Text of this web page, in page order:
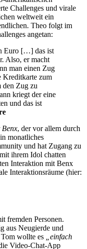
Challenges und virale
weltweit ein
Theo folgt im
angetan:
Euro […] das ist
Also, er macht
man einen Zug
Kreditkarte zum
den Zug zu
kriegt der eine
und das ist
Benx, der vor allem durch
monatliches
und hat Zugang zu
ihrem Idol chatten
Interaktion mit Benx
Interaktionsräume (hier:
fremden Personen.
aus Neugierde und
wollte es
„einfach
Video-Chat-App